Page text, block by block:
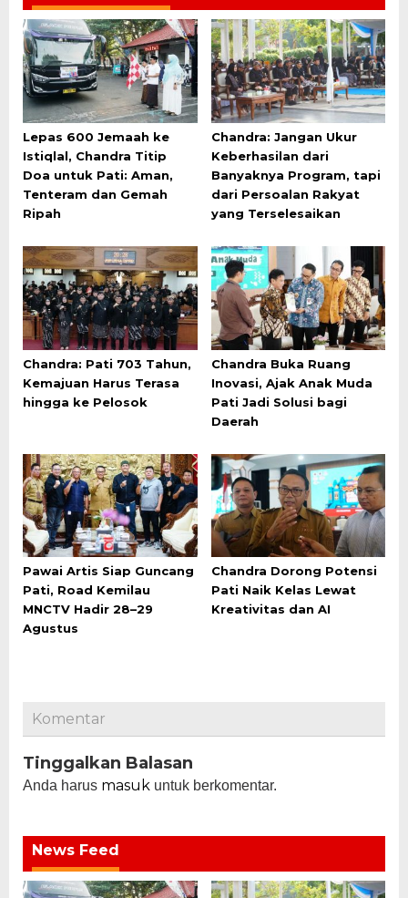
Lepas 600 Jemaah ke
Istiqlal, Chandra Titip
Doa untuk Pati: Aman,
Tenteram dan Gemah
Ripah
Chandra: Jangan Ukur
Keberhasilan dari
Banyaknya Program, tapi
dari Persoalan Rakyat
yang Terselesaikan
Chandra: Pati 703 Tahun,
Kemajuan Harus Terasa
hingga ke Pelosok
Chandra Buka Ruang
Inovasi, Ajak Anak Muda
Pati Jadi Solusi bagi
Daerah
Pawai Artis Siap Guncang
Pati, Road Kemilau
MNCTV Hadir 28–29
Agustus
Chandra Dorong Potensi
Pati Naik Kelas Lewat
Kreativitas dan AI
Komentar
Tinggalkan Balasan
Anda harus masuk untuk berkomentar.
News Feed